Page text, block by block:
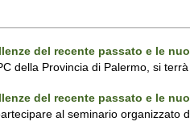
del recente passato e le
della Provincia di Palermo, si
del recente passato e le
al seminario